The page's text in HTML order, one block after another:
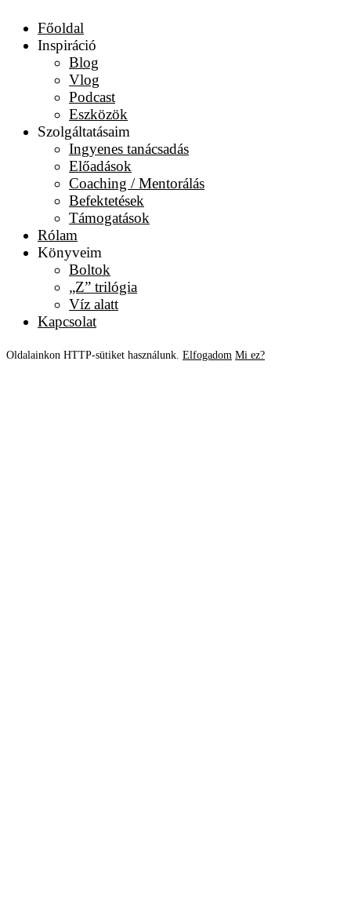
Főoldal
Inspiráció
Blog
Vlog
Podcast
Eszközök
Szolgáltatásaim
Ingyenes tanácsadás
Előadások
Coaching / Mentorálás
Befektetések
Támogatások
Rólam
Könyveim
Boltok
„Z” trilógia
Víz alatt
Kapcsolat
Oldalainkon HTTP-sütiket használunk. Elfogadom Mi ez?